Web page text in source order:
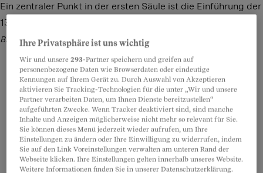
Ein zentraler Punkt in der ersten Säule ist die Einführung der
13. AHV-Rente – doch die Finanzierung ist weiterhin unklar.
Bild: Gian Ehrenzeller/Keystone
Teilen Anhören Merken Kommentare
Artikel teilen
DieSchweizer Altersvorsorgebefindet sich in
einer Phase intensiver Veränderungen. In allen
drei Säulen laufen Anpassungen, politische
Ihre Privatsphäre ist uns wichtig
Wir und unsere293-Partner speichern und greifen auf
personenbezogene Daten wie Browserdaten oder eindeutige
Kennungen auf Ihrem Gerät zu. Durch Auswahl von Akzeptieren
aktivieren Sie Tracking-Technologien für die unter „Wir und unsere
Partner verarbeiten Daten, um Ihnen Dienste bereitzustellen“
aufgeführten Zwecke. Wenn Tracker deaktiviert sind, sind manche
Inhalte und Anzeigen möglicherweise nicht mehr so relevant für Sie.
Sie können dieses Menü jederzeit wieder aufrufen, um Ihre
Einstellungen zu ändern oder Ihre Einwilligung zu widerrufen, indem
Sie auf den Link Voreinstellungen verwalten am unteren Rand der
Webseite klicken. Ihre Einstellungen gelten innerhalb unseres Website.
Weitere Informationen finden Sie in unserer Datenschutzerklärung.